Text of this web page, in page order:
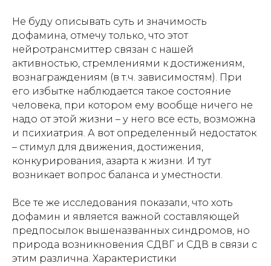
Не буду описывать суть и значимость
дофамина, отмечу только, что этот
нейротрансмиттер связан с нашей
активностью, стремлениями к достижениям,
вознаграждениям (в т.ч. зависимостям). При
его избытке наблюдается такое состояние
человека, при котором ему вообще ничего не
надо от этой жизни – у него все есть, возможна
и психиатрия. А вот определенный недостаток
– стимул для движения, достижения,
конкурирования, азарта к жизни. И тут
возникает вопрос баланса и уместности.
Все те же исследования показали, что хоть
дофамин и является важной составляющей
предпосылок вышеназванных синдромов, но
природа возникновения СДВГ и СДВ в связи с
этим различна. Характеристики